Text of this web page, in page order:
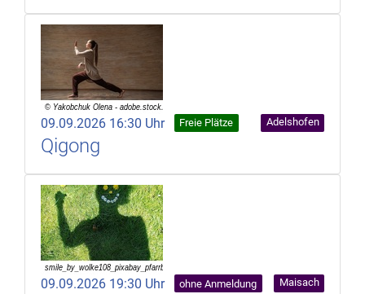
09.09.2026 16:30 Uhr Freie Plätze Adelshofen
Qigong
09.09.2026 19:30 Uhr ohne Anmeldung Maisach